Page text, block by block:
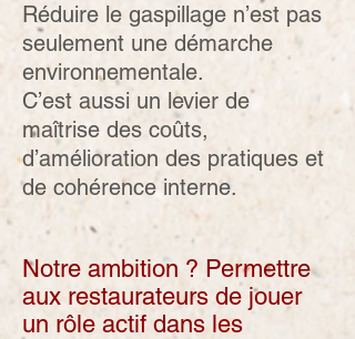
Réduire le gaspillage n’est pas
seulement une démarche
environnementale.
C’est aussi un levier de
maîtrise des coûts,
d’amélioration des pratiques et
de cohérence interne.
Notre ambition ? Permettre
aux restaurateurs de jouer
un rôle actif dans les